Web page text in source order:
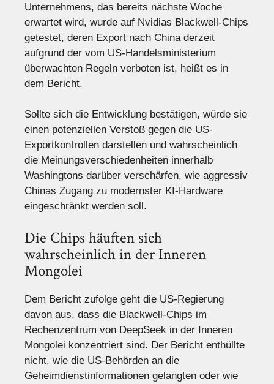
Unternehmens, das bereits nächste Woche
erwartet wird, wurde auf Nvidias Blackwell-Chips
getestet, deren Export nach China derzeit
aufgrund der vom US-Handelsministerium
überwachten Regeln verboten ist, heißt es in
dem Bericht.
Sollte sich die Entwicklung bestätigen, würde sie
einen potenziellen Verstoß gegen die US-
Exportkontrollen darstellen und wahrscheinlich
die Meinungsverschiedenheiten innerhalb
Washingtons darüber verschärfen, wie aggressiv
Chinas Zugang zu modernster KI-Hardware
eingeschränkt werden soll.
Die Chips häuften sich
wahrscheinlich in der Inneren
Mongolei
Dem Bericht zufolge geht die US-Regierung
davon aus, dass die Blackwell-Chips im
Rechenzentrum von DeepSeek in der Inneren
Mongolei konzentriert sind. Der Bericht enthüllte
nicht, wie die US-Behörden an die
Geheimdienstinformationen gelangten oder wie